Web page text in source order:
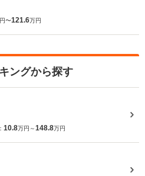
〜121.6万円
ングから探す
10.8万円～148.8万円